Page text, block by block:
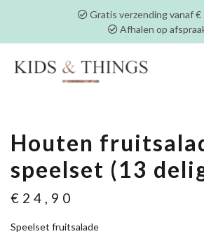
Gratis verzending vanaf €
Afhalen op
Houten
speelset (13
€ 24,90
Speelset fruitsalade